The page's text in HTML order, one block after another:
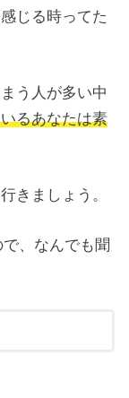
じる時ってた
う人が多い中
るあなたは素
きましょう。
、なんでも聞